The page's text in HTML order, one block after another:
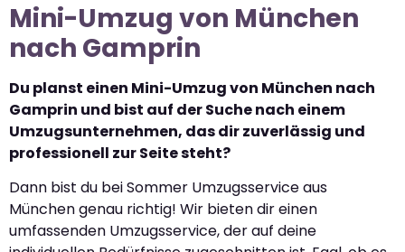
Mini-Umzug von München
nach Gamprin
Du planst einen Mini-Umzug von München nach
Gamprin und bist auf der Suche nach einem
Umzugsunternehmen, das dir zuverlässig und
professionell zur Seite steht?
Dann bist du bei Sommer Umzugsservice aus
München genau richtig! Wir bieten dir einen
umfassenden Umzugsservice, der auf deine